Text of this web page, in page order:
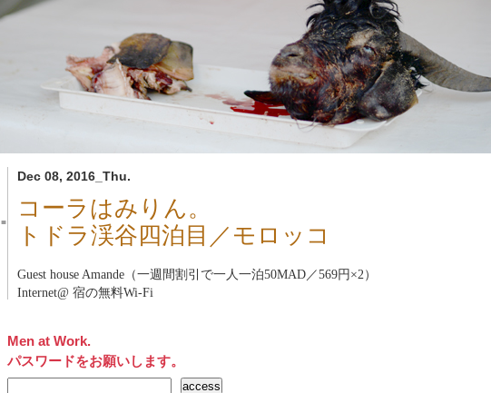
Dec 08, 2016_Thu.
■
コーラはみりん。
トドラ渓谷四泊目／モロッコ
Guest house Amande（一週間割引で一人一泊50MAD／569円×2）
Internet@ 宿の無料Wi-Fi
Men at Work.
パスワードをお願いします。